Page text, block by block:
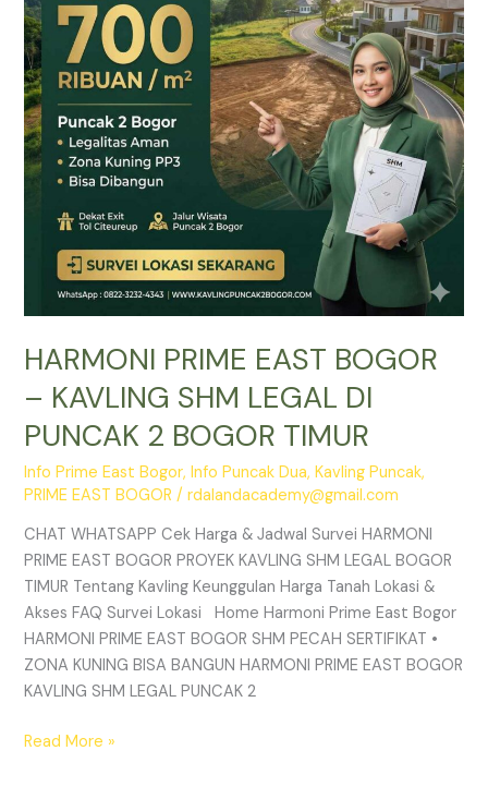
HARMONI PRIME EAST BOGOR
– KAVLING SHM LEGAL DI
PUNCAK 2 BOGOR TIMUR
Info Prime East Bogor,Info Puncak Dua,Kavling Puncak,
PRIME EAST BOGOR /rdalandacademy@gmail.com
CHAT WHATSAPP Cek Harga & Jadwal Survei HARMONI
PRIME EAST BOGOR PROYEK KAVLING SHM LEGAL BOGOR
TIMUR Tentang Kavling Keunggulan Harga Tanah Lokasi &
Akses FAQ Survei Lokasi Home Harmoni Prime East Bogor
HARMONI PRIME EAST BOGOR SHM PECAH SERTIFIKAT •
ZONA KUNING BISA BANGUN HARMONI PRIME EAST BOGOR
KAVLING SHM LEGAL PUNCAK 2
KAVLING
SHM
LEGAL
DI
PUNCAK
2
BOGOR
Read More »